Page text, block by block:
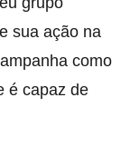
sua ação na
como
é capaz de